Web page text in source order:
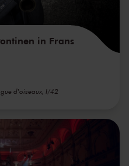
in Frans
d'oiseaux, I/42